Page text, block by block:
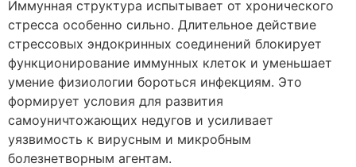
Иммунная структура испытывает от хронического
стресса особенно сильно. Длительное действие
стрессовых эндокринных соединений блокирует
функционирование иммунных клеток и уменьшает
умение физиологии бороться инфекциям. Это
формирует условия для развития
самоуничтожающих недугов и усиливает
уязвимость к вирусным и микробным
болезнетворным агентам.